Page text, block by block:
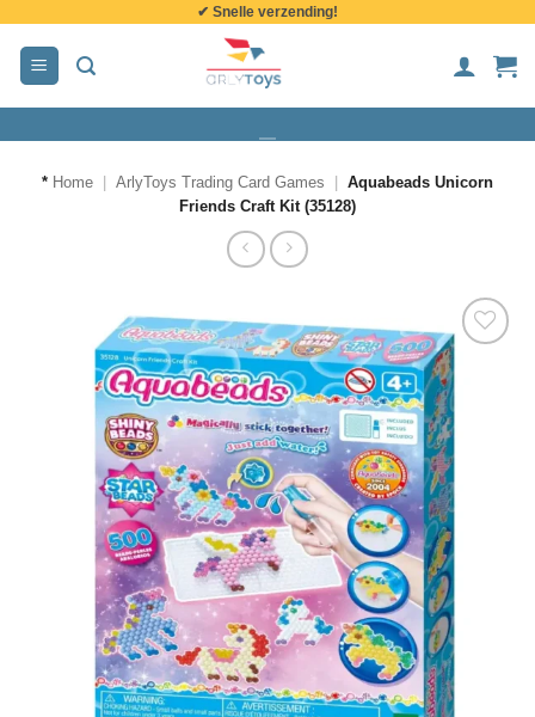
inhoud
✔ Snelle verzending!
* Home ArlyToys Trading Card Games
Aquabeads Unicorn
Friends Craft Kit (35128)